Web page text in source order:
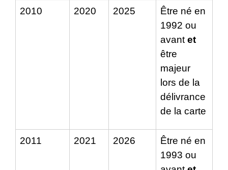
2010 2020 2025
Être né en
1992 ou
avant et
être
majeur
lors de la
délivrance
de la carte
2011 2021 2026
Être né en
1993 ou